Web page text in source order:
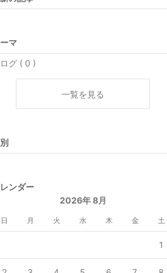
マ
グ ( 0 )
一覧を見る
ンダー
2026年 8月
日 月 火 水 木 金 土
1